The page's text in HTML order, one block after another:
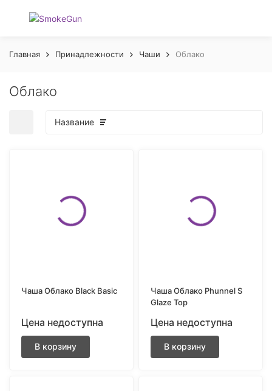
Главная Принадлежности Чаши Облако
Облако
Название
Чаша Облако Black Basic
Цена недоступна
В корзину
Чаша Облако Phunnel S
Glaze Top
Цена недоступна
В корзину